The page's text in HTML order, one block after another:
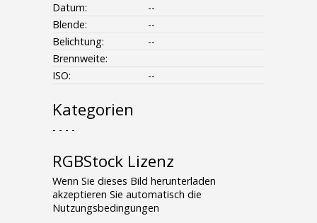
Datum:
--
Blende:
--
Belichtung:
--
Brennweite:
ISO:
--
Kategorien
- - - -
RGBStock Lizenz
Wenn Sie dieses Bild herunterladen
akzeptieren Sie automatisch die
Nutzungsbedingungen